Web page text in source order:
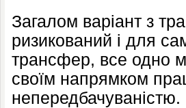
Загалом варіант з
ризикований і для
трансфер, все одно
своїм напрямком
непередбачуваністю.